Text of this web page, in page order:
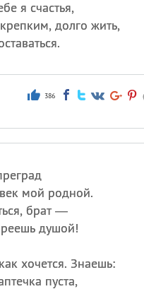
я счастья,
долго жить,
386
мой родной.
брат —
душой!
хочется. Знаешь:
пуста,